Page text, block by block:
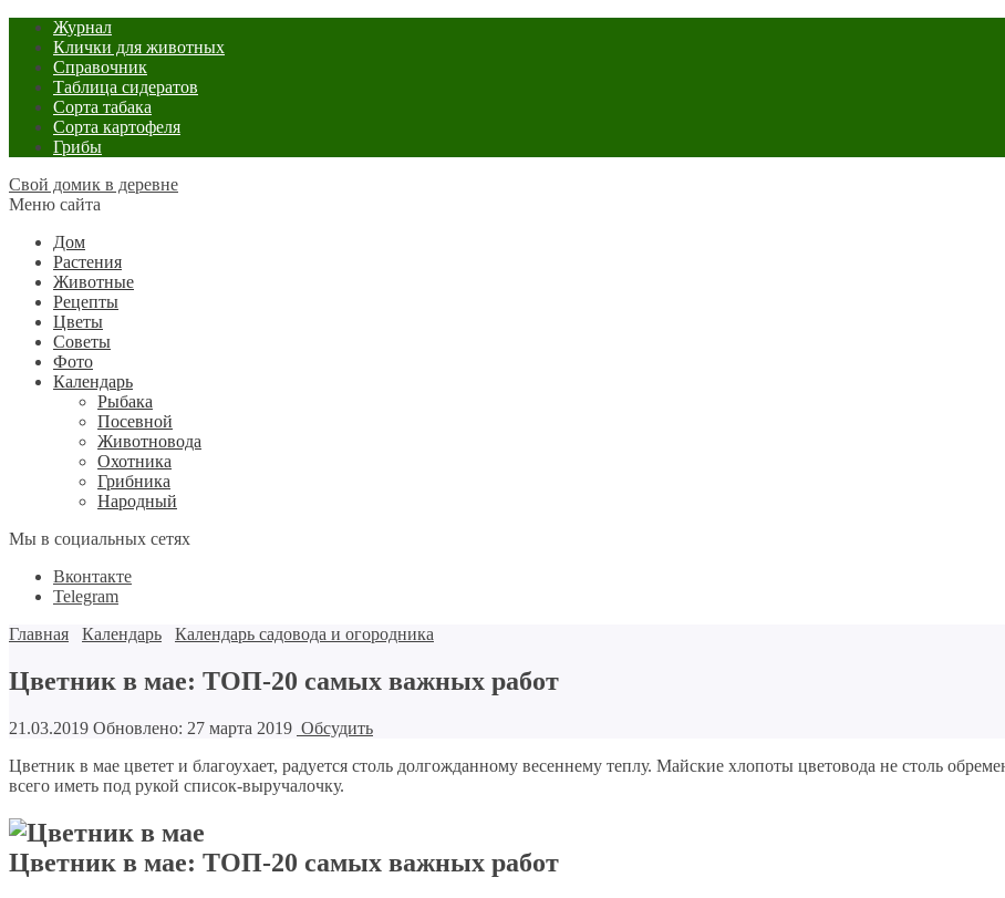
Журнал
Клички для животных
Справочник
Таблица сидератов
Сорта табака
Сорта картофеля
Грибы
Свой домик в деревне
Меню сайта
Дом
Растения
Животные
Рецепты
Цветы
Советы
Фото
Календарь
Рыбака
Посевной
Животновода
Охотника
Грибника
Народный
Мы в социальных сетях
Вконтакте
Telegram
Главная
Календарь Календарь садовода и огородника
Цветник в мае: ТОП-20 самых важных работ
21.03.2019 Обновлено: 27 марта 2019 Обсудить
Цветник в мае цветет и благоухает, радуется столь долгожданному весеннему теплу. Майские хлопоты цветовода не столь
всего иметь под рукой список-выручалочку.
Цветник в мае: ТОП-20 самых важных работ